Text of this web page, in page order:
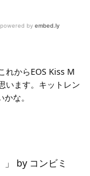
れからEOS Kiss M
います。キットレン
な。
by コンビミ